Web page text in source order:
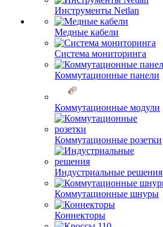
Инструменты Netlan
Медные кабели
Система мониторинга
Коммутационные панели
Коммутационные модули
Коммутационные розетки
Индустриальные решения
Коммутационные шнуры
Коннекторы